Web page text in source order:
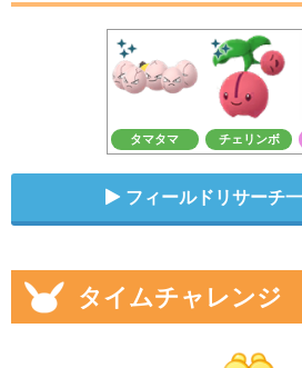
タマタマ チェリンボ
フィールドリサーチ
タイムチャレンジ